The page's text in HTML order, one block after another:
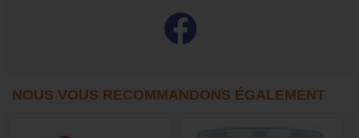
NOUS VOUS RECOMMANDONS ÉGALEMENT